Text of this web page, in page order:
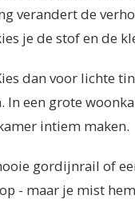
verandert de
je de stof en de
dan voor lichte
een grote
intiem maken.
gordijnrail of
- maar je mist